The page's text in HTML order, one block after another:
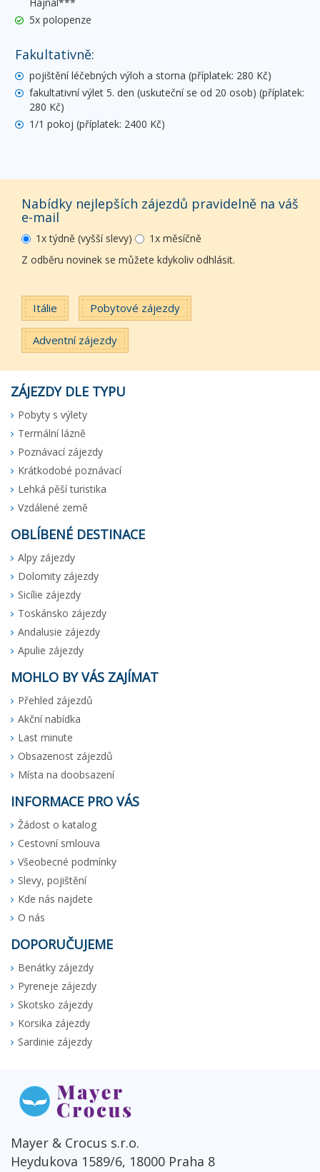
5x polopenze
Fakultativně:
pojištění léčebných výloh a storna (příplatek: 280 Kč)
fakultativní výlet 5. den (uskuteční se od 20 osob) (příplatek:
280 Kč)
1/1 pokoj (příplatek: 2400 Kč)
Nabídky nejlepších zájezdů pravidelně na váš
e-mail
1x týdně (vyšší slevy)
1x měsíčně
Z odběru novinek se můžete kdykoliv odhlásit.
Itálie Pobytové zájezdy
Adventní zájezdy
ZÁJEZDY DLE TYPU
Pobyty s výlety
Termální lázně
Poznávací zájezdy
Krátkodobé poznávací
Lehká pěší turistika
Vzdálené země
OBLÍBENÉ DESTINACE
Alpy zájezdy
Dolomity zájezdy
Sicílie zájezdy
Toskánsko zájezdy
Andalusie zájezdy
Apulie zájezdy
MOHLO BY VÁS ZAJÍMAT
Přehled zájezdů
Akční nabídka
Last minute
Obsazenost zájezdů
Místa na doobsazení
INFORMACE PRO VÁS
Žádost o katalog
Cestovní smlouva
Všeobecné podmínky
Slevy, pojištění
Kde nás najdete
O nás
DOPORUČUJEME
Benátky zájezdy
Pyreneje zájezdy
Skotsko zájezdy
Korsika zájezdy
Sardinie zájezdy
Mayer & Crocus s.r.o.
Heydukova 1589/6, 18000 Praha 8